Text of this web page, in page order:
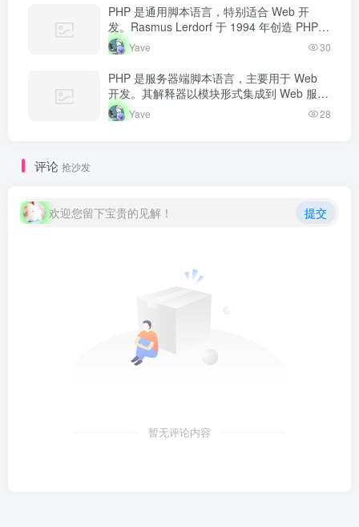
PHP 是通用脚本语言，特别适合 Web 开
发。Rasmus Lerdorf 于 1994 年创造 PHP，
最初用于追踪个人简历访问量。如今 PHP 驱
动…
Yave 30
PHP 是服务器端脚本语言，主要用于 Web
开发。其解释器以模块形式集成到 Web 服务
器中，当收到请求时执行 PHP 代码，生成动
态内容返回给客户端。
Yave 28
评论 抢沙发
欢迎您留下宝贵的见解！ 提交
暂无评论内容